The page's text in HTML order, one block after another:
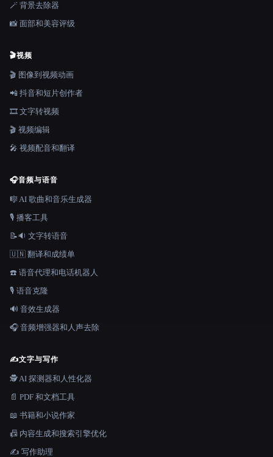
🪄 背景去除器
📸 面部和美容评级
🎬视频
🎬 图像到视频动画
📲 抖音和短片创作者
🎞️ 文字转视频
🎬 视频编辑
🎤 视频配音和翻译
🎧音频与语音
🎼 AI 歌曲和音乐生成器
🎙️ 播客工具
📝🔉 文字转语音
🇺🇳 翻译和成绩单
☎️ 语音代理和电话机器人
🎙️ 语音克隆
🔊 音效生成器
🎧 音频增强器和人声去除
✍️文字与写作
🕵️ AI 探测器和人性化器
📄 PDF 和文档工具
📖 书籍和小说作家
📠 内容生成和搜索引擎优化
✍️ 写作助理